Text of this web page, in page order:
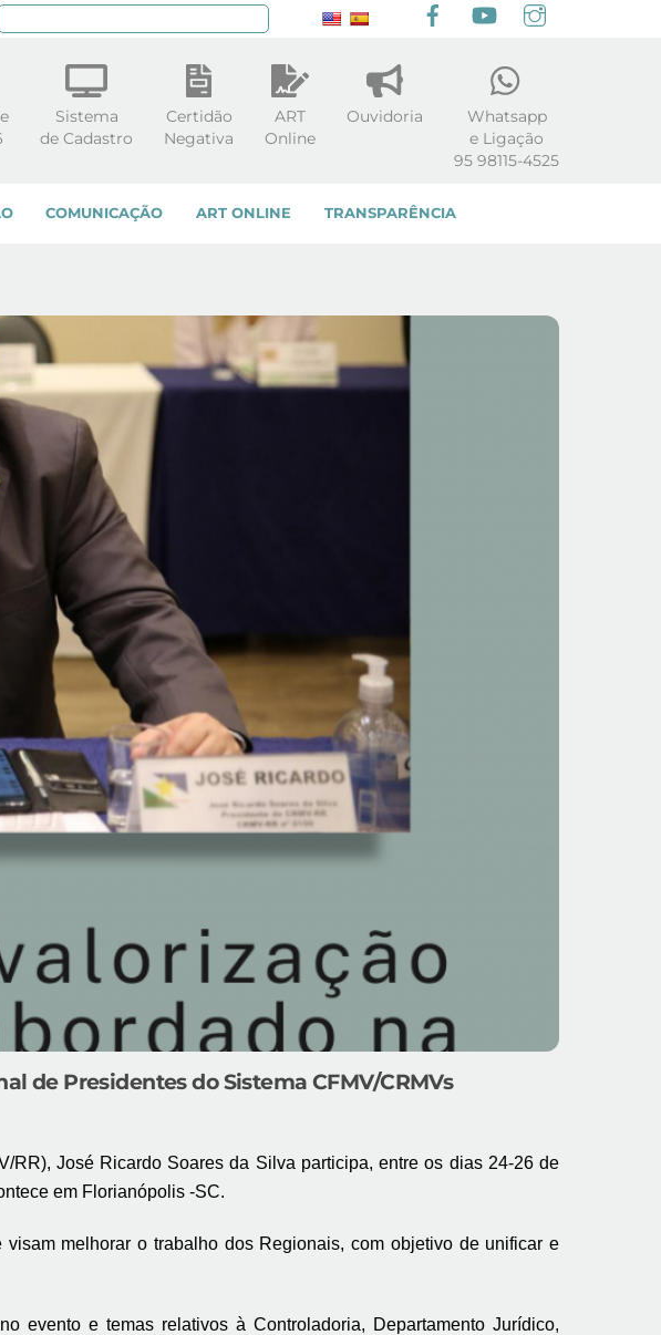
COMUNICAÇÃO ART ONLINE TRANSPARÊNCIA
Sistema
de Cadastro
Certidão
Negativa
ART
Online
Ouvidoria
Whatsapp
e Ligação
95 98115-4525
de Presidentes do Sistema CFMV/CRMVs
José Ricardo Soares da Silva participa, entre os dias 24-26 de
em Florianópolis -SC.
melhorar o trabalho dos Regionais, com objetivo de unificar e
evento e temas relativos à Controladoria, Departamento Jurídico,